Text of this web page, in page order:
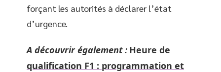
forçant les autorités à déclarer l’état
d’urgence.
A découvrir également : Heure de
qualification F1 : programmation et